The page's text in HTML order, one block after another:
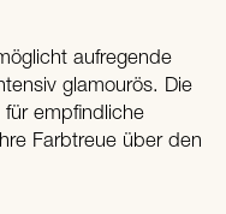
aufregende
glamourös. Die
für empfindliche
Farbtreue über den